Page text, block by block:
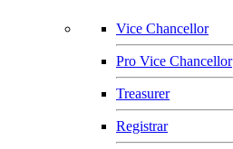
Vice Chancellor
Pro Vice Chancellor
Treasurer
Registrar